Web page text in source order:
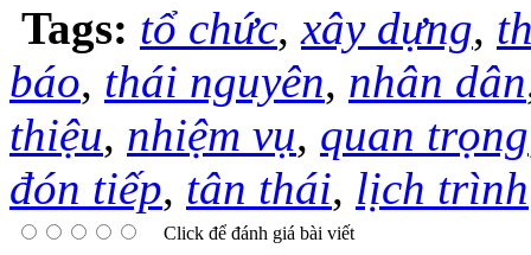
Tags: tổ chức,xây dựng,
báo, thái nguyên, nhân dân
thiệu, nhiệm vụ, quan trọng
đón tiếp, tân thái, lịch trình
Click để đánh giá bài viết